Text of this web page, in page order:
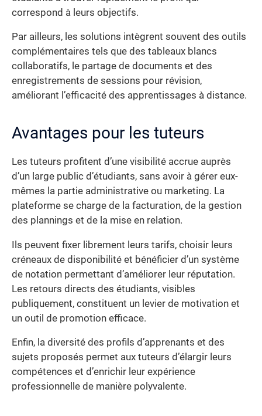
correspond à leurs objectifs.
Par ailleurs, les solutions intègrent souvent des outils
complémentaires tels que des tableaux blancs
collaboratifs, le partage de documents et des
enregistrements de sessions pour révision,
améliorant l’efficacité des apprentissages à distance.
Avantages pour les tuteurs
Les tuteurs profitent d’une visibilité accrue auprès
d’un large public d’étudiants, sans avoir à gérer eux-
mêmes la partie administrative ou marketing. La
plateforme se charge de la facturation, de la gestion
des plannings et de la mise en relation.
Ils peuvent fixer librement leurs tarifs, choisir leurs
créneaux de disponibilité et bénéficier d’un système
de notation permettant d’améliorer leur réputation.
Les retours directs des étudiants, visibles
publiquement, constituent un levier de motivation et
un outil de promotion efficace.
Enfin, la diversité des profils d’apprenants et des
sujets proposés permet aux tuteurs d’élargir leurs
compétences et d’enrichir leur expérience
professionnelle de manière polyvalente.